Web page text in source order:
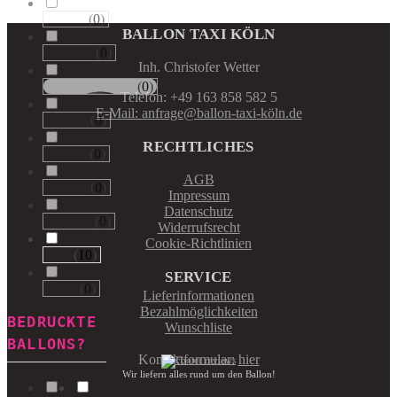
(0)
0
(0)
0)
0
0
0
( 10 )
0
BEDRUCKTE
BALLONS?
BALLON TAXI KÖLN
Inh. Christofer Wetter
Telefon: +49 163 858 582 5
E-Mail: anfrage@ballon-taxi-köln.de
RECHTLICHES
AGB
Impressum
Datenschutz
Widerrufsrecht
Cookie-Richtlinien
SERVICE
Lieferinformationen
Bezahlmöglichkeiten
Wunschliste
Kontaktformular:hier
Wir liefern alles rund um den Ballon!